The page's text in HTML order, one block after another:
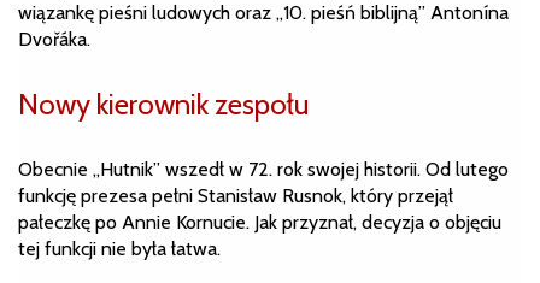
wiązankę pieśni ludowych oraz „10. pieśń biblijną” Antonína
Dvořáka.
Nowy kierownik zespołu
Obecnie „Hutnik” wszedł w 72. rok swojej historii. Od lutego
funkcję prezesa pełni Stanisław Rusnok, który przejął
pałeczkę po Annie Kornucie. Jak przyznał, decyzja o objęciu
tej funkcji nie była łatwa.